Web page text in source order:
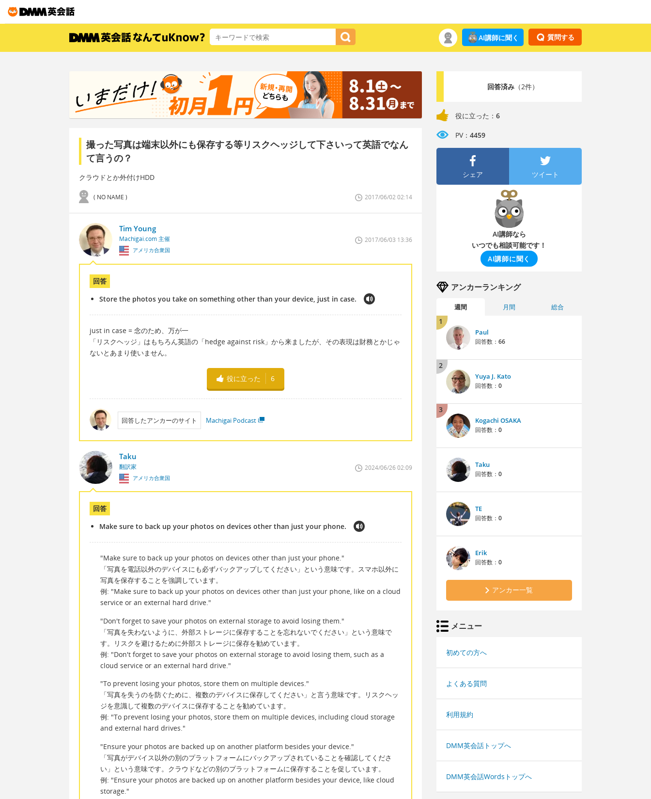
質問する
AI講師に聞く
撮った写真は端末以外にも保存する等リスクヘッジして下さいって英語でなん
て言うの？
クラウドとか外付けHDD
( NO NAME ) 2017/06/02 02:14
Tim Young
Machigai.com 主催
アメリカ合衆国
2017/06/03 13:36
回答
Store the photos you take on something other than your device, just in case.
just in case = 念のため、万が一
「リスクヘッジ」はもちろん英語の「hedge against risk」から来ましたが、その表現は財務とかじゃ
ないとあまり使いません。
役に立った 6
回答したアンカーのサイト Machigai Podcast
Taku
翻訳家
アメリカ合衆国
2024/06/26 02:09
回答
Make sure to back up your photos on devices other than just your phone.
"Make sure to back up your photos on devices other than just your phone."
「写真を電話以外のデバイスにも必ずバックアップしてください」という意味です。スマホ以外に
写真を保存することを強調しています。
例: "Make sure to back up your photos on devices other than just your phone, like on a cloud
service or an external hard drive."
"Don't forget to save your photos on external storage to avoid losing them."
「写真を失わないように、外部ストレージに保存することを忘れないでください」という意味で
す。リスクを避けるために外部ストレージに保存を勧めています。
例: "Don't forget to save your photos on external storage to avoid losing them, such as a
cloud service or an external hard drive."
"To prevent losing your photos, store them on multiple devices."
「写真を失うのを防ぐために、複数のデバイスに保存してください」と言う意味です。リスクヘッ
ジを意識して複数のデバイスに保存することを勧めています。
例: "To prevent losing your photos, store them on multiple devices, including cloud storage
and external hard drives."
"Ensure your photos are backed up on another platform besides your device."
「写真がデバイス以外の別のプラットフォームにバックアップされていることを確認してくださ
い」という意味です。クラウドなどの別のプラットフォームに保存することを促しています。
例: "Ensure your photos are backed up on another platform besides your device, like cloud
storage."
回答済み（2件）
役に立った： 6
PV： 4459
シェア ツイート
AI講師なら
いつでも相談可能です！
AI講師に聞く
アンカーランキング
週間 月間 総合
1
Paul
回答数： 66
2
Yuya J. Kato
回答数： 0
3
Kogachi OSAKA
回答数： 0
Taku
回答数： 0
TE
回答数： 0
Erik
回答数： 0
アンカー一覧
メニュー
初めての方へ
よくある質問
利用規約
DMM英会話トップへ
DMM英会話Wordsトップへ